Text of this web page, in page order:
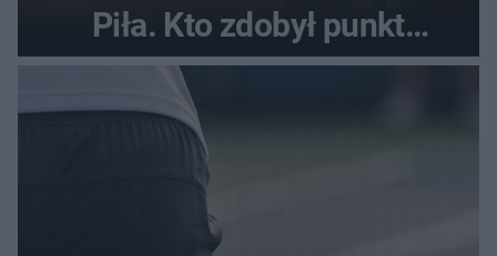
Piła. Kto zdobył punkt
bonusowy?